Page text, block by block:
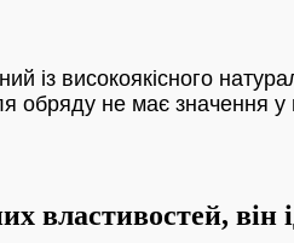
із високоякісного
обряду не має значення у
властивостей, він